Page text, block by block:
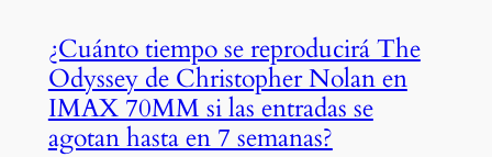
¿Cuánto tiempo se reproducirá The
Odyssey de Christopher Nolan en
IMAX 70MM si las entradas se
agotan hasta en 7 semanas?